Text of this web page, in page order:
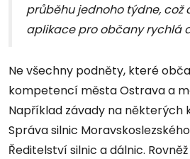
průběhu jednoho týdne, což
aplikace pro občany rychlá
Ne všechny podněty, které
kompetencí města Ostrava a
Například závady na některých
Správa silnic
Ředitelství silnic a dálnic.